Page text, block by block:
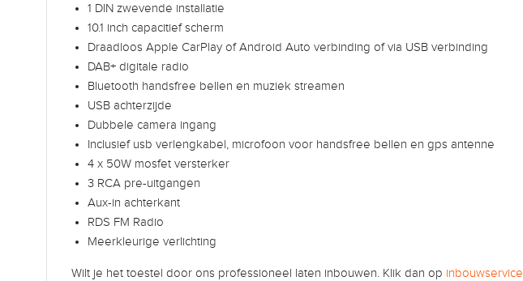
1 DIN zwevende installatie
10.1 inch capacitief scherm
Draadloos Apple CarPlay of Android Auto verbinding of via USB verbinding
DAB+ digitale radio
Bluetooth handsfree bellen en muziek streamen
USB achterzijde
Dubbele camera ingang
Inclusief usb verlengkabel, microfoon voor handsfree bellen en gps antenne
4 x 50W mosfet versterker
3 RCA pre-uitgangen
Aux-in achterkant
RDS FM Radio
Meerkleurige verlichting
Wilt je het toestel door ons professioneel laten inbouwen. Klik dan op inbouwservice